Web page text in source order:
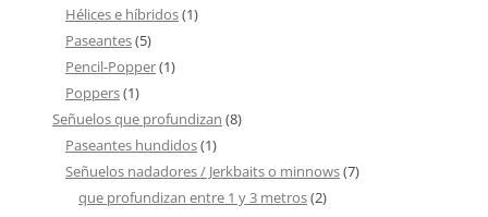
Hélices e híbridos(1)
Paseantes(5)
Pencil-Popper(1)
Poppers(1)
Señuelos que profundizan (8)
Paseantes hundidos(1)
Señuelos nadadores / Jerkbaits o minnows(7)
que profundizan entre 1 y 3 metros(2)